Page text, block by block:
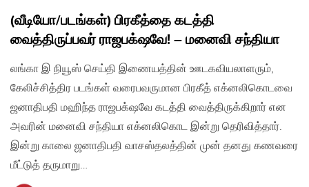
(வீடியோ/படங்கள்) பிரகீத்தை கடத்தி
வைத்திருப்பவர் ராஜபக்‌ஷவே! – மனைவி சந்தியா
லங்கா இ நியூஸ் செய்தி இணையத்தின் ஊடகவியலாளரும்,
கேலிச்சித்திர படங்கள் வரைபவருமான பிரகீத் எக்னலிகொடவை
ஜனாதிபதி மஹிந்த ராஜபக்‌ஷவே கடத்தி வைத்திருக்கிறார் என
அவரின் மனைவி சந்தியா எக்னலிகொட இன்று தெரிவித்தார்.
இன்று காலை ஜனாதிபதி வாசஸ்தலத்தின் முன் தனது கணவரை
மீட்டுத் தருமாறு…